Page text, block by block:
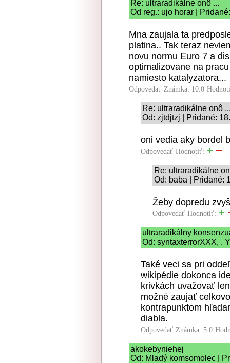
Re: ultraradikálne onô ...
Od reg.: ujo horar |
Mna zaujala ta
platina.. Tak teraz
novu normu Euro 7 a
optimalizovane na
namiesto katalyzatora...
Odpovedať Známka: 10.0
Re: ultraradikálne onô
Od: zjtdjtzj | Pridané:
oni vedia aky bordel
Odpovedať Hodnotiť:
Re: ultraradikálne
Od: baba | Pridané:
Žeby dopredu
Odpovedať Hodnotiť:
ultraradikálny
Od: syntaxterrorXXX, .
Také veci sa pri
wikipédie dokonca
krivkách uvažovať
možné zaujať
kontrapunktom
diabla.
Odpovedať Známka: 5.0
akokebyniehej
Od: Mladý komsomolec |